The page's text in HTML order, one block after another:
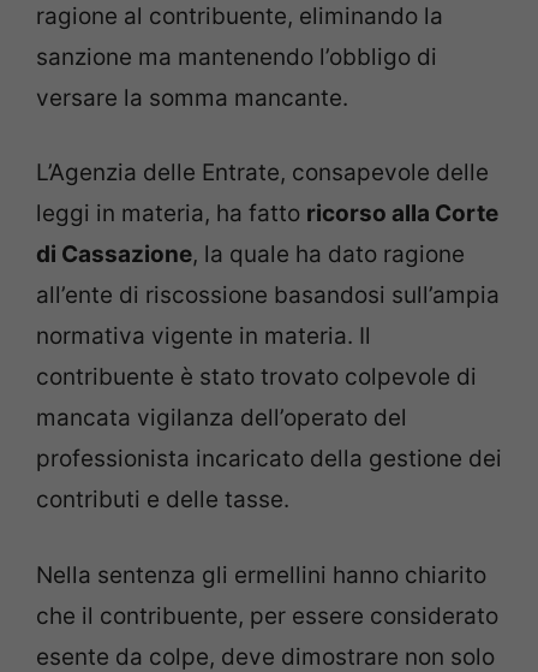
ragione al contribuente, eliminando la
sanzione ma mantenendo l’obbligo di
versare la somma mancante.
L’Agenzia delle Entrate, consapevole delle
leggi in materia, ha fatto ricorso alla Corte
di Cassazione, la quale ha dato ragione
all’ente di riscossione basandosi sull’ampia
normativa vigente in materia. Il
contribuente è stato trovato colpevole di
mancata vigilanza dell’operato del
professionista incaricato della gestione dei
contributi e delle tasse.
Nella sentenza gli ermellini hanno chiarito
che il contribuente, per essere considerato
esente da colpe, deve dimostrare non solo